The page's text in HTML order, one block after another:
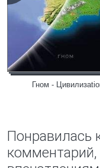
Гном -
Понравилась
комментарий,